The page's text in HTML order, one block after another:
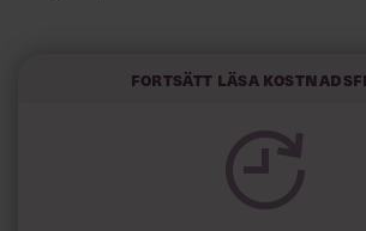
och höjt arbetsglädjen på Google:
Fortsätt läsa